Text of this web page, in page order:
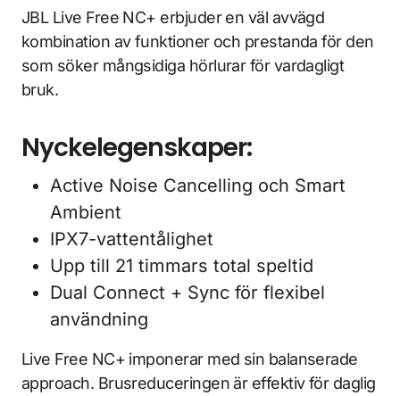
JBL Live Free NC+ erbjuder en väl avvägd
kombination av funktioner och prestanda för den
som söker mångsidiga hörlurar för vardagligt
bruk.
Nyckelegenskaper:
Active Noise Cancelling och Smart
Ambient
IPX7-vattentålighet
Upp till 21 timmars total speltid
Dual Connect + Sync för flexibel
användning
Live Free NC+ imponerar med sin balanserade
approach. Brusreduceringen är effektiv för daglig